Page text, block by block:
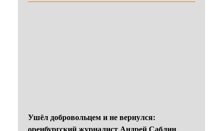
Ушёл добровольцем и не вернулся:
оренбургский журналист Андрей Саблин